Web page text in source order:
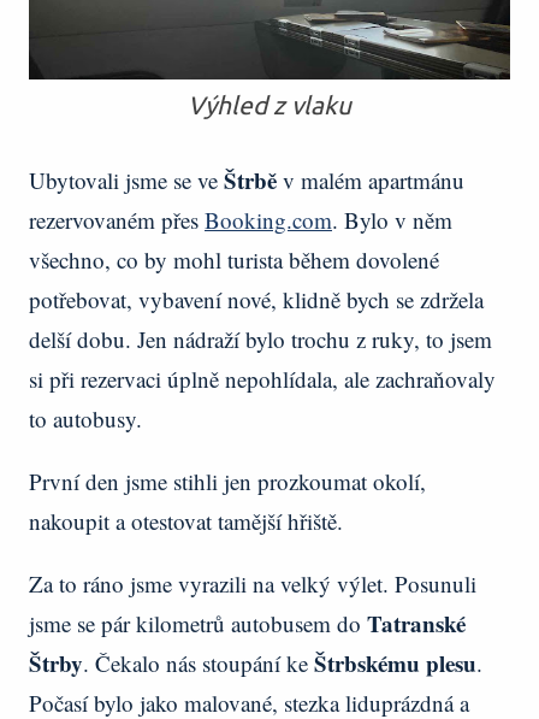
Výhled z vlaku
Ubytovali jsme se ve Štrbě v malém apartmánu
rezervovaném přes Booking.com. Bylo v něm
všechno, co by mohl turista během dovolené
potřebovat, vybavení nové, klidně bych se zdržela
delší dobu. Jen nádraží bylo trochu z ruky, to jsem
si při rezervaci úplně nepohlídala, ale zachraňovaly
to autobusy.
První den jsme stihli jen prozkoumat okolí,
nakoupit a otestovat tamější hřiště.
Za to ráno jsme vyrazili na velký výlet. Posunuli
jsme se pár kilometrů autobusem do Tatranské
Štrby. Čekalo nás stoupání ke Štrbskému plesu.
Počasí bylo jako malované, stezka liduprázdná a